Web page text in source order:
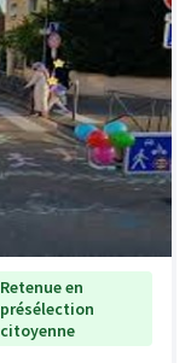
Retenue en
présélection
citoyenne